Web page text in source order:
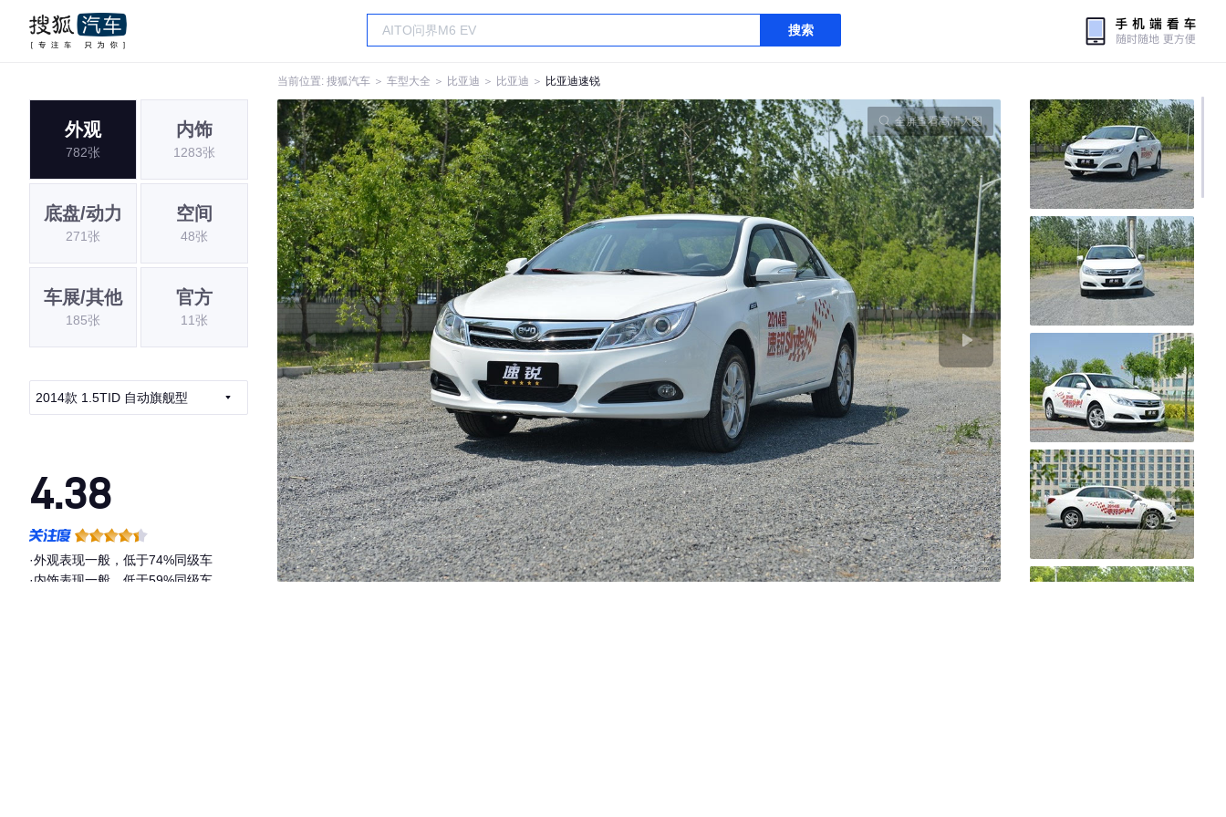
搜索
当前位置: 搜狐汽车 ＞ 车型大全 ＞ 比亚迪 ＞ 比亚迪 ＞ 比亚迪速锐
外观
782张
内饰
1283张
底盘/动力
271张
空间
48张
车展/其他
185张
官方
11张
2014款 1.5TID 自动旗舰型
4.38
·外观表现一般，低于74%同级车
·内饰表现一般，低于59%同级车
全屏查看高清大图